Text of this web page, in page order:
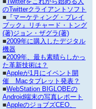
のTwitterクライアントソフト
■ 『マーケティング・プレイ
ブック』リチャード・トング
(著)ジョン・ザグラ(著)
■2009年に購入したデジタル
機器
■2009年、最も素晴らしかっ
た革新技術は？
■Appleが1月にイベント開
催 Macタブレット発表？
■WebStation BIGLOBEの
Android端末の写真レポート
■AppleのジョブズCEO、